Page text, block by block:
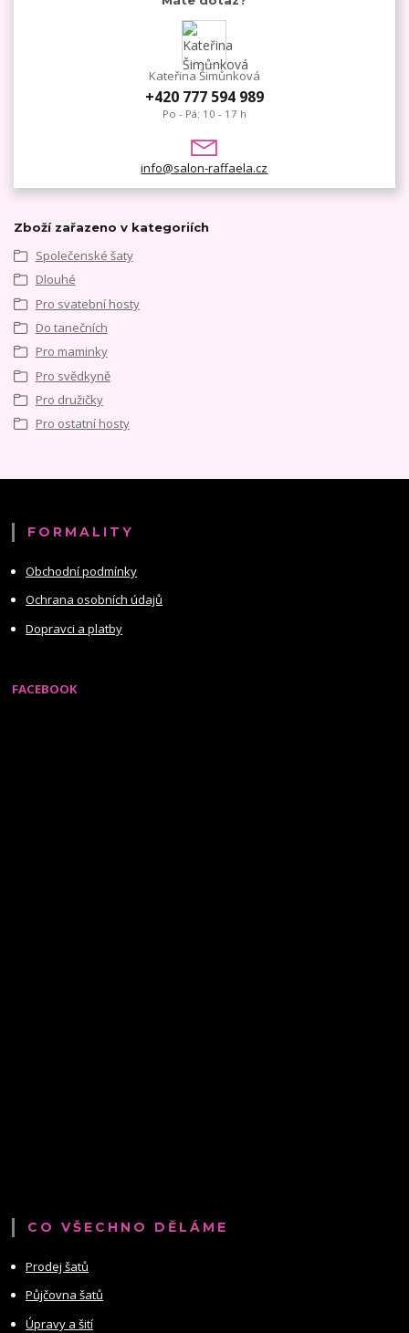
Kateřina Šimůnková
+420 777 594 989
Po - Pá: 10 - 17 h
info@salon-raffaela.cz
Zboží zařazeno v kategoriích
Společenské šaty
Dlouhé
Pro svatební hosty
Do tanečních
Pro maminky
Pro svědkyně
Pro družičky
Pro ostatní hosty
FORMALITY
Obchodní podmínky
Ochrana osobních údajů
Dopravci a platby
FACEBOOK
CO VŠECHNO DĚLÁME
Prodej šatů
Půjčovna šatů
Úpravy a šití